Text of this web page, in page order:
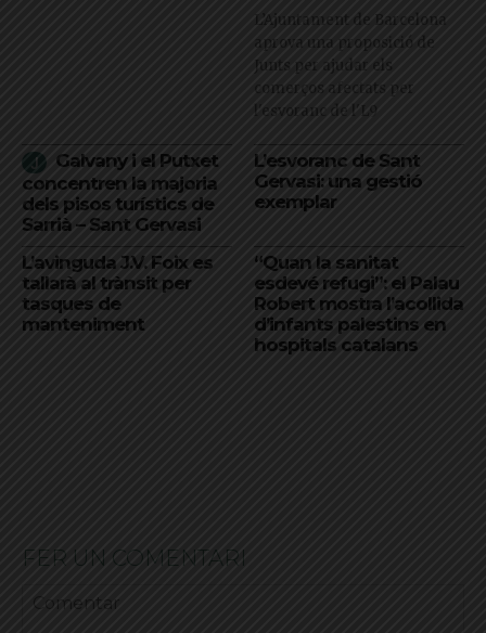
L’Ajuntament de Barcelona
aprova una proposició de
Junts per ajudar els
comerços afectats per
l'esvoranc de l'L9
Galvany i el Putxet
concentren la majoria
dels pisos turístics de
Sarrià – Sant Gervasi
L’esvoranc de Sant
Gervasi: una gestió
exemplar
L’avinguda J.V. Foix es
tallarà al trànsit per
tasques de
manteniment
“Quan la sanitat
esdevé refugi”: el Palau
Robert mostra l’acollida
d’infants palestins en
hospitals catalans
FER UN COMENTARI